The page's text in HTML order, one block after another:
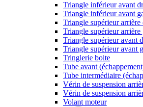
Triangle inférieur avant
Triangle inférieur avant
Triangle supérieur arrière
Triangle supérieur arrière
Triangle supérieur avant
Triangle supérieur avant
Tringlerie boite
Tube avant
Tube intermédiaire
Vérin de suspension
Vérin de suspension
Volant moteur